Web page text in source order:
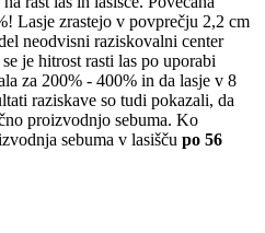
Lasje zrastejo v povprečju 2,2 cm
neodvisni raziskovalni center
je hitrost rasti las po uporabi
za 200% - 400% in da lasje v 8
raziskave so tudi pokazali, da
proizvodnjo sebuma. Ko
sebuma v lasišču po 56